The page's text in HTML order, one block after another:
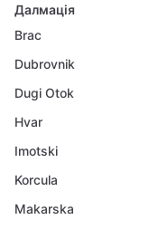
Далмація
Brac
Dubrovnik
Dugi Otok
Hvar
Imotski
Korcula
Makarska